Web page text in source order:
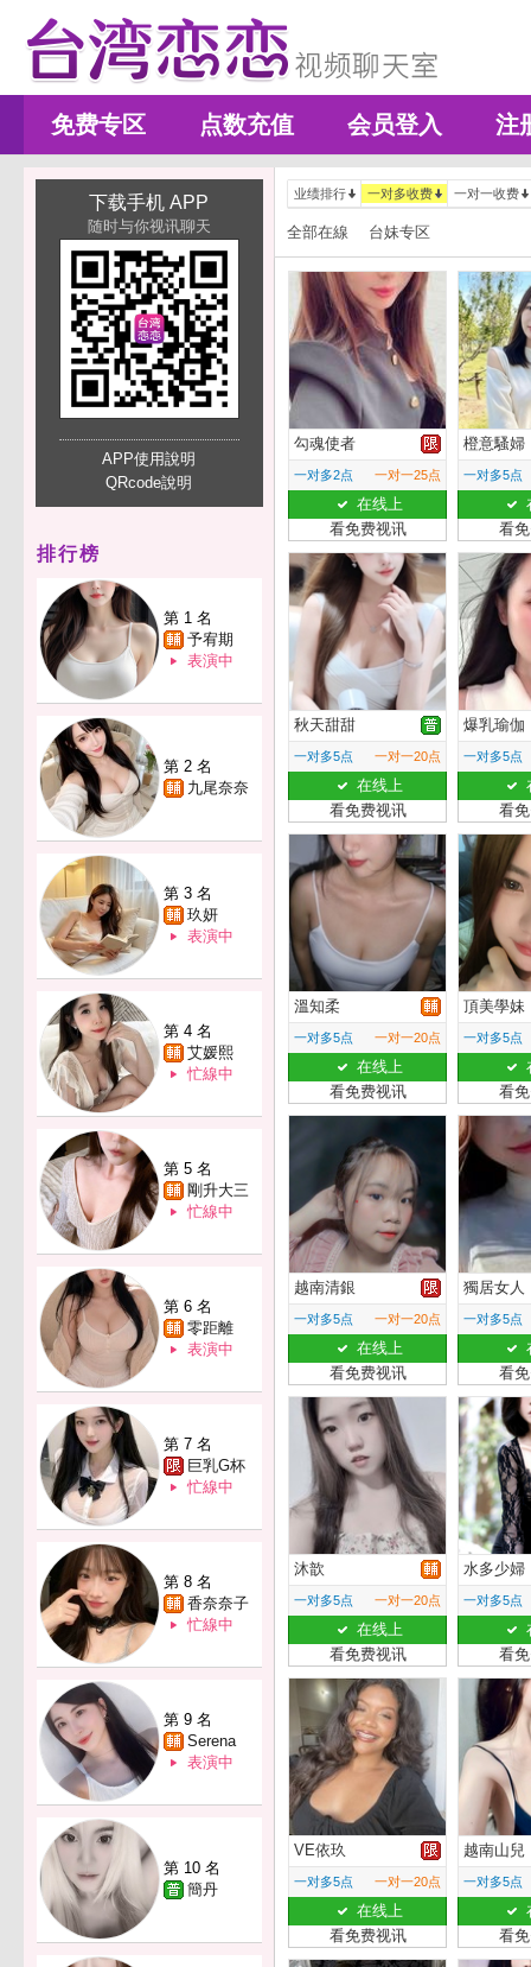
免费专区 点数充值 会员登入 注
下载手机 APP
随时与你视讯聊天
APP使用說明
QRcode說明
排行榜
第 1 名
予宥期
表演中
第 2 名
九尾奈奈
第 3 名
玖妍
表演中
第 4 名
艾媛熙
忙線中
第 5 名
剛升大三
忙線中
第 6 名
零距離
表演中
第 7 名
巨乳G杯
忙線中
第 8 名
香奈奈子
忙線中
第 9 名
Serena
表演中
第 10 名
簡丹
业绩排行 一对多收费 一对一收费
全部在線 台妹专区
勾魂使者
一对多2点 一对一25点
在线上
看免费视讯
橙意騷婦
一对多5点
看
秋天甜甜
一对多5点 一对一20点
在线上
看免费视讯
爆乳瑜伽
一对多5点
看
溫知柔
一对多5点 一对一20点
在线上
看免费视讯
頂美學妹
一对多5点
看
越南清銀
一对多5点 一对一20点
在线上
看免费视讯
獨居女人
一对多5点
看
沐歆
一对多5点 一对一20点
在线上
看免费视讯
水多少婦
一对多5点
看
VE依玖
一对多5点 一对一20点
在线上
看免费视讯
越南山兒
一对多5点
看